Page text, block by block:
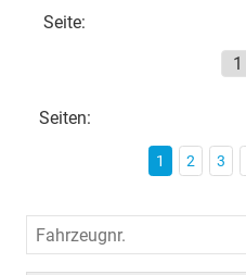
Seite:
Seiten:
1 2 3
Fahrzeugnr.